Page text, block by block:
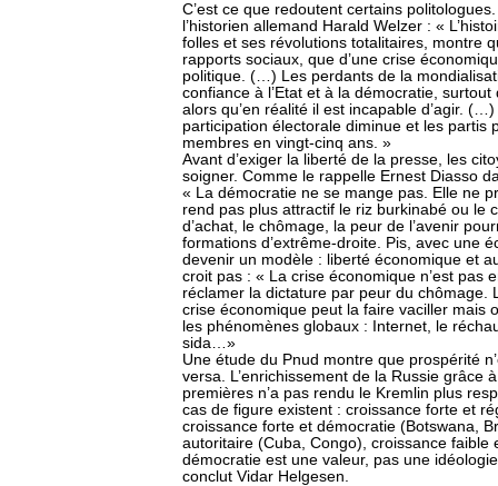
C’est ce que redoutent certains
l’historien allemand Harald Welzer : «
folles et ses révolutions totalitaires, montre
rapports sociaux, que d’une crise
politique. (…) Les perdants de la
confiance à l’Etat et à la démocratie,
alors qu’en réalité il est incapable d’agir.
participation électorale diminue et les partis
membres en vingt-cinq ans. »
Avant d’exiger la liberté de la presse, les
soigner. Comme le rappelle Ernest Diasso
« La démocratie ne se mange pas. Elle ne
rend pas plus attractif le riz burkinabé ou le
d’achat, le chômage, la peur de l’avenir
formations d’extrême-droite. Pis, avec une
devenir un modèle : liberté économique et
croit pas : « La crise économique n’est pas
réclamer la dictature par peur du chômage.
crise économique peut la faire vaciller mais
les phénomènes globaux : Internet, le
sida…»
Une étude du Pnud montre que prospérité
versa. L’enrichissement de la Russie grâce
premières n’a pas rendu le Kremlin plus
cas de figure existent : croissance forte et
croissance forte et démocratie (Botswana,
autoritaire (Cuba, Congo), croissance
démocratie est une valeur, pas une
conclut Vidar Helgesen.